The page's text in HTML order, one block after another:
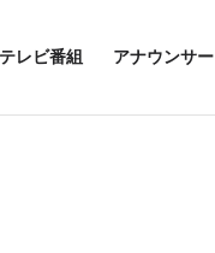
テレビ番組 アナウンサー